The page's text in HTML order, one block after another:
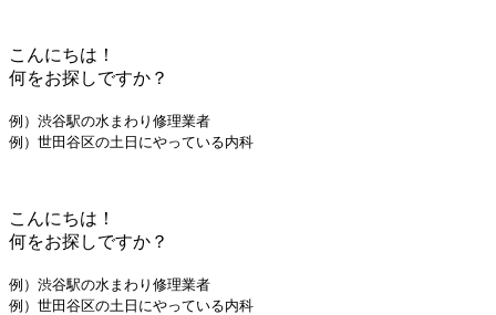
こんにちは！
何をお探しですか？
例）渋谷駅の水まわり修理業者
例）世田谷区の土日にやっている内科
こんにちは！
何をお探しですか？
例）渋谷駅の水まわり修理業者
例）世田谷区の土日にやっている内科